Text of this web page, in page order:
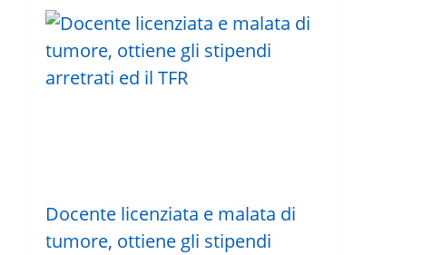
Docente licenziata e malata di
tumore, ottiene gli stipendi